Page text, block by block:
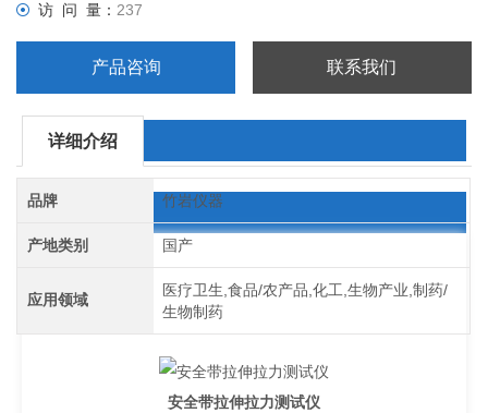
访 问 量：237
产品咨询 联系我们
详细介绍
品牌 竹岩仪器
产地类别 国产
应用领域
医疗卫生,食品/农产品,化工,生物产业,制药/
生物制药
安全带拉伸拉力测试仪